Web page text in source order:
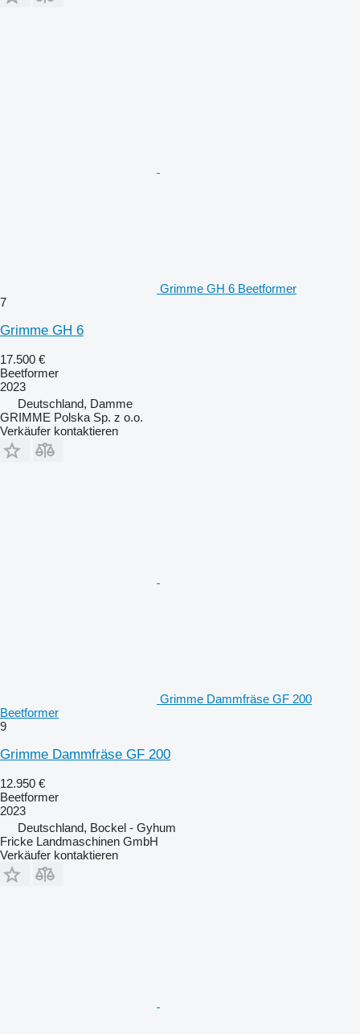
Grimme GH 6 Beetformer
7
Grimme GH 6
17.500 €
Beetformer
2023
Deutschland, Damme
GRIMME Polska Sp. z o.o.
Verkäufer kontaktieren
Grimme Dammfräse GF 200
Beetformer
9
Grimme Dammfräse GF 200
12.950 €
Beetformer
2023
Deutschland, Bockel - Gyhum
Fricke Landmaschinen GmbH
Verkäufer kontaktieren